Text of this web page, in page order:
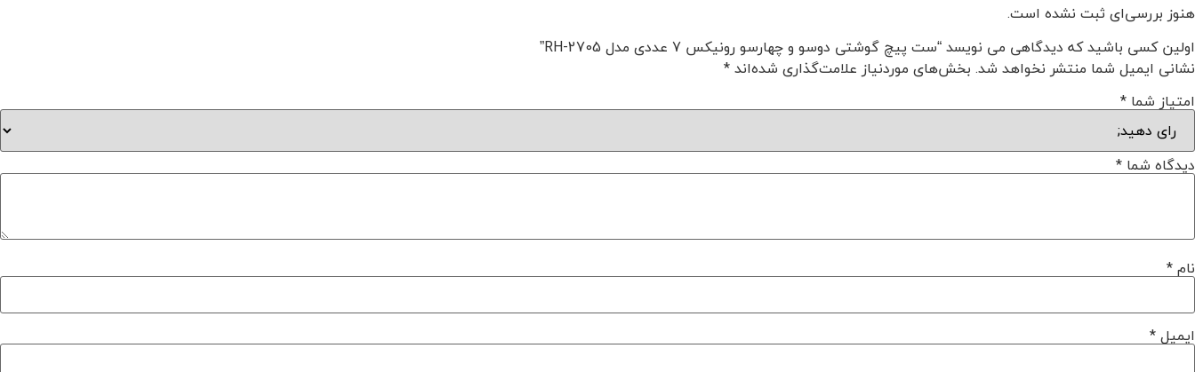
هنوز بررسی‌ای ثبت نشده است.
اولین کسی باشید که دیدگاهی می نویسد “ست پیچ گوشتی دوسو و چهارسو رونیکس 7 عددی مدل RH-2705”
نشانی ایمیل شما منتشر نخواهد شد. بخش‌های موردنیاز علامت‌گذاری شده‌اند*
امتیاز شما *
دیدگاه شما *
نام*
ایمیل*